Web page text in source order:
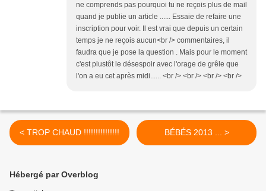
ne comprends pas pourquoi tu ne reçois plus de mail
quand je publie un article ...... Essaie de refaire une
inscription pour voir. Il est vrai que depuis un certain
temps je ne reçois aucun<br /> commentaires, il
faudra que je pose la question . Mais pour le moment
c'est plustôt le désespoir avec l'orage de grêle que
l'on a eu cet après midi...... <br /> <br /> <br /> <br />
< TROP CHAUD !!!!!!!!!!!!!!! BÉBÉS 2013 ... >
Hébergé par Overblog